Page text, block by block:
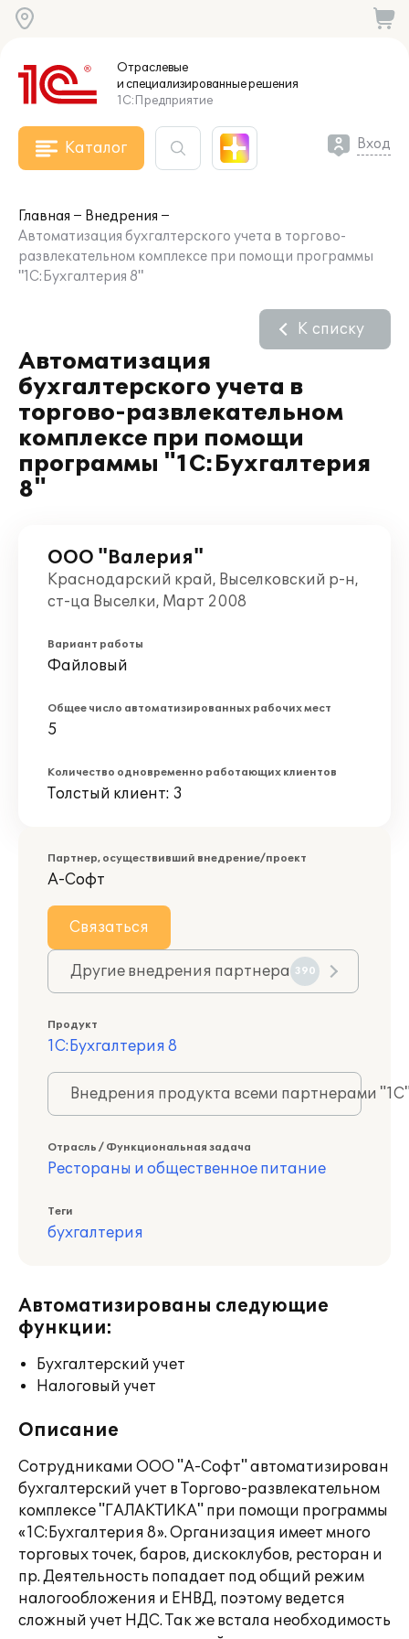
Отраслевые
и специализированныерешения
1С:Предприятие
Каталог Вход
Главная
Внедрения
Автоматизация бухгалтерского учета в торгово-
развлекательном комплексе при помощи программы
"1С:Бухгалтерия 8"
Автоматизация
бухгалтерского учета в
торгово-развлекательном
комплексе при помощи
программы "1С:Бухгалтерия
8"
К списку
ООО "Валерия"
Краснодарский край, Выселковский р-н,
ст-ца Выселки, Март 2008
Вариант работы
Файловый
Общее число автоматизированных рабочих мест
5
Количество одновременно работающих клиентов
Толстый клиент: 3
Партнер, осуществивший внедрение/проект
А-Софт
Связаться
Другие внедрения партнера 390
Продукт
1С:Бухгалтерия 8
Внедрения продукта всеми партнерами
Отрасль / Функциональная задача
Рестораны и общественное питание
Теги
бухгалтерия
Автоматизированы следующие
функции:
Бухгалтерский учет
Налоговый учет
Описание
Сотрудниками ООО "А-Софт" автоматизирован
бухгалтерский учет в Торгово-развлекательном
комплексе "ГАЛАКТИКА" при помощи программы
«1С:Бухгалтерия 8». Организация имеет много
торговых точек, баров, дискоклубов, ресторан и
пр. Деятельность попадает под общий режим
налогообложения и ЕНВД, поэтому ведется
сложный учет НДС. Так же встала необходимость